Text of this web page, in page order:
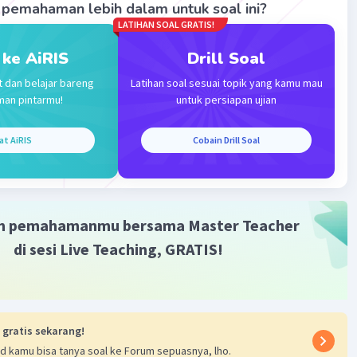
juga termasuk golongan IIA dimana nilai
paling kecil diantara Mg dan Ca.
(paling mungkin)
jawabannya adalah 1,5.
lebih dalam untuk soal ini?
AiRIS
dan belajar bareng
pintarmu!
AiRIS
LATIHAN SOAL GRATIS!
Drill Soal
Latihan soal sesuai topik yang kamu mau
untuk persiapan ujian
Cobain Drill Soal
pemahamanmu bersama Master Teacher
di sesi Live Teaching, GRATIS!
gratis sekarang!
kamu bisa tanya soal ke Forum sepuasnya, lho.